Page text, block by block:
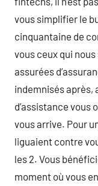
vous simplifier le
cinquantaine de
vous ceux qui
assurées
indemnisés après,
d’assistance vous
vous arrive. Pour
liguaient contre
les 2. Vous
moment où vous